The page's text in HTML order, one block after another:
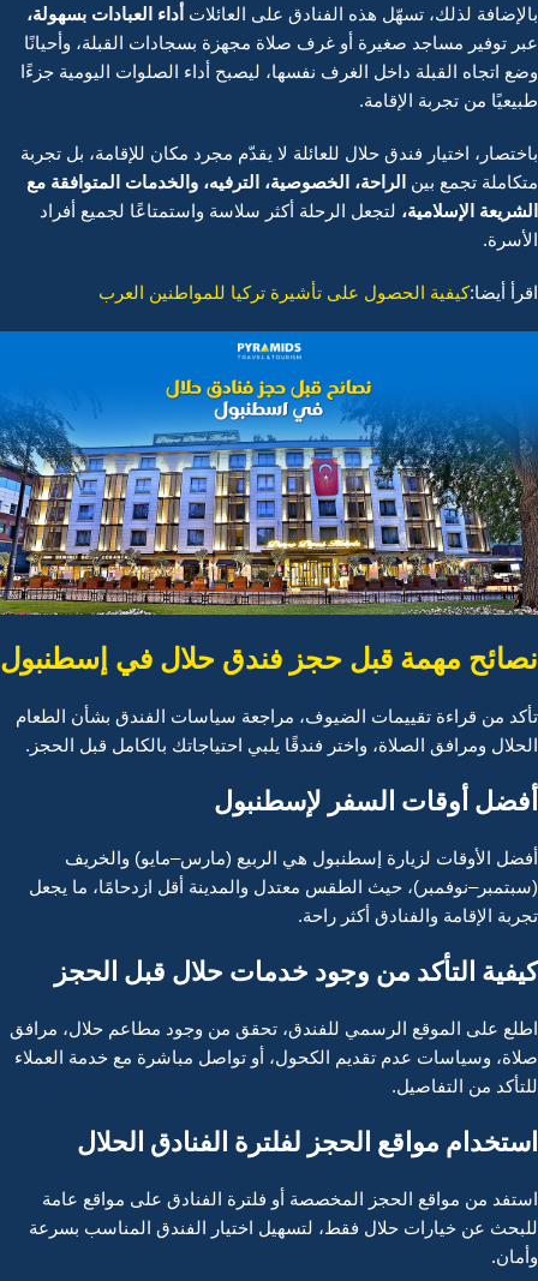
بالإضافة لذلك، تسهّل هذه الفنادق على العائلات أداء العبادات بسهولة،
عبر توفير مساجد صغيرة أو غرف صلاة مجهزة بسجادات القبلة، وأحيانًا
وضع اتجاه القبلة داخل الغرف نفسها، ليصبح أداء الصلوات اليومية جزءًا
طبيعيًا من تجربة الإقامة.
باختصار، اختيار فندق حلال للعائلة لا يقدّم مجرد مكان للإقامة، بل تجربة
متكاملة تجمع بين الراحة، الخصوصية، الترفيه، والخدمات المتوافقة مع
الشريعة الإسلامية، لتجعل الرحلة أكثر سلاسة واستمتاعًا لجميع أفراد
الأسرة.
اقرأ أيضا:كيفية الحصول على تأشيرة تركيا للمواطنين العرب
نصائح مهمة قبل حجز فندق حلال في إسطنبول
تأكد من قراءة تقييمات الضيوف، مراجعة سياسات الفندق بشأن الطعام
الحلال ومرافق الصلاة، واختر فندقًا يلبي احتياجاتك بالكامل قبل الحجز.
أفضل أوقات السفر لإسطنبول
أفضل الأوقات لزيارة إسطنبول هي الربيع (مارس–مايو) والخريف
(سبتمبر–نوفمبر)، حيث الطقس معتدل والمدينة أقل ازدحامًا، ما يجعل
تجربة الإقامة والفنادق أكثر راحة.
كيفية التأكد من وجود خدمات حلال قبل الحجز
اطلع على الموقع الرسمي للفندق، تحقق من وجود مطاعم حلال، مرافق
صلاة، وسياسات عدم تقديم الكحول، أو تواصل مباشرة مع خدمة العملاء
للتأكد من التفاصيل.
استخدام مواقع الحجز لفلترة الفنادق الحلال
استفد من مواقع الحجز المخصصة أو فلترة الفنادق على مواقع عامة
للبحث عن خيارات حلال فقط، لتسهيل اختيار الفندق المناسب بسرعة
وأمان.